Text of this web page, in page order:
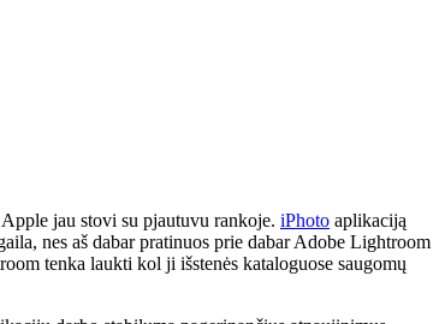
jau stovi su pjautuvu rankoje. iPhoto aplikaciją
nes aš dabar pratinuos prie dabar Adobe Lightroom
tenka laukti kol ji išstenės kataloguose saugomų